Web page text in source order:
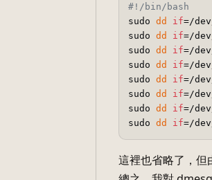
#!/bin/bash
sudo dd if=/
sudo dd if=/
sudo dd if=/
sudo dd if=/
sudo dd if=/
sudo dd if=/
sudo dd if=/
sudo dd if=/
這裡也省略了，但